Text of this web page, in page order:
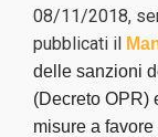
08/11/2018,
pubblicati il
delle sanzioni
(Decreto OPR)
misure a